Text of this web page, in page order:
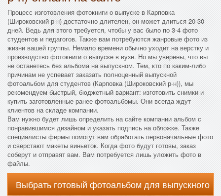
Процесс изготовления фотокниги о выпуске в Карповка
(Широковский р-н) достаточно длителен, он может длиться 20-30
дней. Ведь для этого требуется, чтобы у вас было по 3-4 фото
студентов и педагогов. Также вам потребуются жанровые фото из
жизни вашей группы. Немало времени обычно уходит на верстку и
производство фотокниги о выпуске в вузе. Но мы уверены, что вы
не останетесь без альбома на выпускном. Тем, кто по каким-либо
причинам не успевает заказать полноценный выпускной
фотоальбом для студентов (Карповка (Широковский р-н)), мы
рекомендуем быстрый, бюджетный вариант: изготовить снимки и
купить заготовленные ранее фотоальбомы. Они всегда ждут
клиентов на складе компании.
Вам нужно будет лишь определить на сайте компании альбом с
понравившимся дизайном и указать подпись на обложке. Также
специалисты фирмы помогут вам обработать первоначальные фото
и сверстают макеты виньеток. Когда фото будут готовы, заказ
соберут и отправят вам. Вам потребуется лишь уложить фото в
файлы.
Выбрать готовый фотоальбом для выпускного